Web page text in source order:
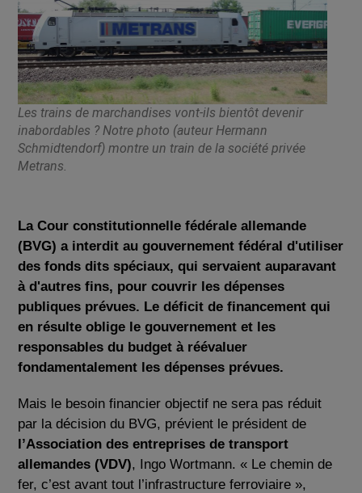
Les trains de marchandises vont-ils bientôt devenir
inabordables ? Notre photo (auteur Hermann
Schmidtendorf) montre un train de la société privée
Metrans.
La Cour constitutionnelle fédérale allemande
(BVG) a interdit au gouvernement fédéral d'utiliser
des fonds dits spéciaux, qui servaient auparavant
à d'autres fins, pour couvrir les dépenses
publiques prévues. Le déficit de financement qui
en résulte oblige le gouvernement et les
responsables du budget à réévaluer
fondamentalement les dépenses prévues.
Mais le besoin financier objectif ne sera pas réduit
par la décision du BVG, prévient le président de
l’Association des entreprises de transport
allemandes (VDV), Ingo Wortmann. « Le chemin de
fer, c’est avant tout l’infrastructure ferroviaire »,